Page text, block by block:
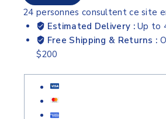
24 personnes consultent ce site
Estimated Delivery :Up to
Free Shipping & Returns :
$200